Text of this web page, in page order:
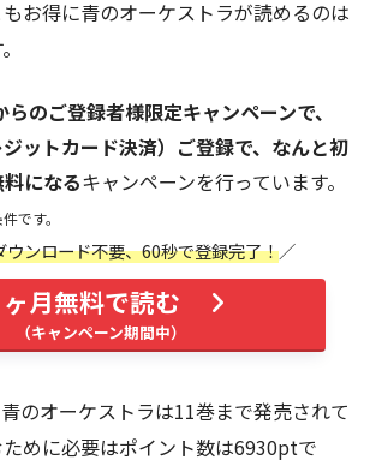
お得に青のオーケストラが読めるのは
らのご登録者様限定キャンペーンで、
ットカード決済）ご登録で、なんと初
になるキャンペーンを行っています。
です。
ウンロード不要、60秒で登録完了！
ヶ月無料で読む
のオーケストラは11巻まで発売されて
めに必要はポイント数は6930ptで